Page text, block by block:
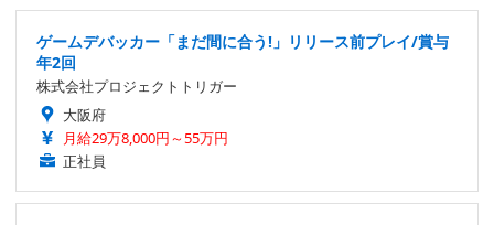
ゲームデバッカー「まだ間に合う!」リリース前プレイ/賞与
年2回
株式会社プロジェクトトリガー
大阪府
月給29万8,000円～55万円
正社員